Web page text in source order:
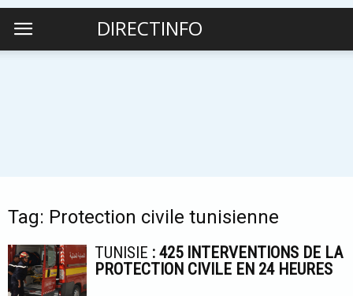
DIRECTINFO
Tag: Protection civile tunisienne
TUNISIE : 425 INTERVENTIONS DE LA
PROTECTION CIVILE EN 24 HEURES